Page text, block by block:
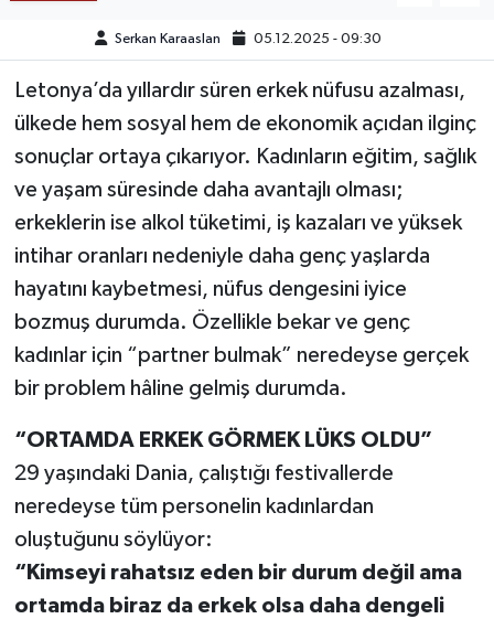
Serkan Karaaslan 05.12.2025 - 09:30
Letonya’da yıllardır süren erkek nüfusu azalması,
ülkede hem sosyal hem de ekonomik açıdan ilginç
sonuçlar ortaya çıkarıyor. Kadınların eğitim, sağlık
ve yaşam süresinde daha avantajlı olması;
erkeklerin ise alkol tüketimi, iş kazaları ve yüksek
intihar oranları nedeniyle daha genç yaşlarda
hayatını kaybetmesi, nüfus dengesini iyice
bozmuş durumda. Özellikle bekar ve genç
kadınlar için “partner bulmak” neredeyse gerçek
bir problem hâline gelmiş durumda.
“ORTAMDA ERKEK GÖRMEK LÜKS OLDU”
29 yaşındaki Dania, çalıştığı festivallerde
neredeyse tüm personelin kadınlardan
oluştuğunu söylüyor:
“Kimseyi rahatsız eden bir durum değil ama
ortamda biraz da erkek olsa daha dengeli
MEDYA
OTOMOTİV
TEKNOLOJİ
YAŞAM